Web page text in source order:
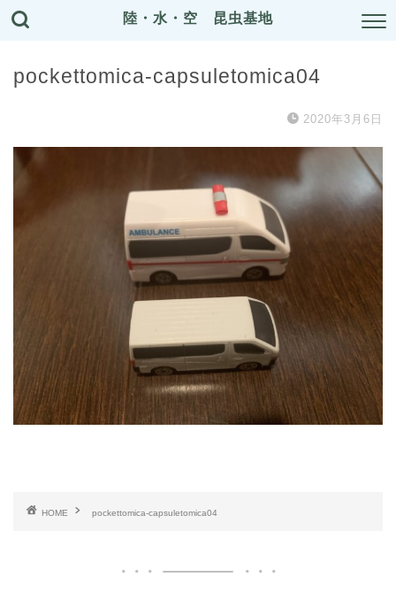
陸・水・空 昆虫基地
pockettomica-capsuletomica04
2020年3月6日
HOME pockettomica-capsuletomica04